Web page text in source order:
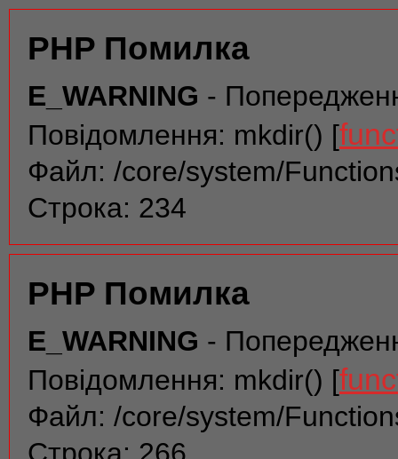
PHP Помилка
E_WARNING -
Повідомлення: mkdir() [
Файл: /core/system/
Строка: 234
PHP Помилка
E_WARNING -
Повідомлення: mkdir() [
Файл: /core/system/